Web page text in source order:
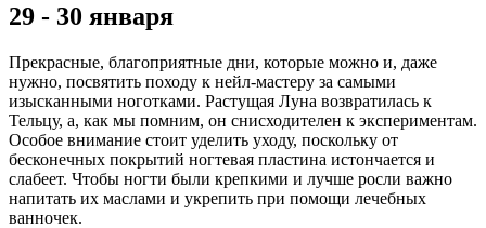
29 - 30 января
Прекрасные, благоприятные дни, которые можно и, даже
нужно, посвятить походу к нейл-мастеру за самыми
изысканными ноготками. Растущая Луна возвратилась к
Тельцу, а, как мы помним, он снисходителен к экспериментам.
Особое внимание стоит уделить уходу, поскольку от
бесконечных покрытий ногтевая пластина истончается и
слабеет. Чтобы ногти были крепкими и лучше росли важно
напитать их маслами и укрепить при помощи лечебных
ванночек.